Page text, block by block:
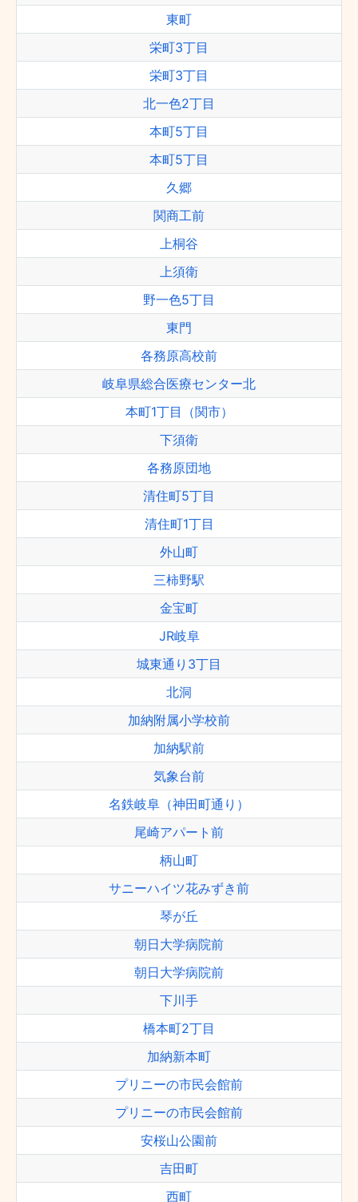
東町
栄町3丁目
栄町3丁目
北一色2丁目
本町5丁目
本町5丁目
久郷
関商工前
上桐谷
上須衛
野一色5丁目
東門
各務原高校前
岐阜県総合医療センター北
本町1丁目（関市）
下須衛
各務原団地
清住町5丁目
清住町1丁目
外山町
三柿野駅
金宝町
JR岐阜
城東通り3丁目
北洞
加納附属小学校前
加納駅前
気象台前
名鉄岐阜（神田町通り）
尾崎アパート前
柄山町
サニーハイツ花みずき前
琴が丘
朝日大学病院前
朝日大学病院前
下川手
橋本町2丁目
加納新本町
プリニーの市民会館前
プリニーの市民会館前
安桜山公園前
吉田町
西町